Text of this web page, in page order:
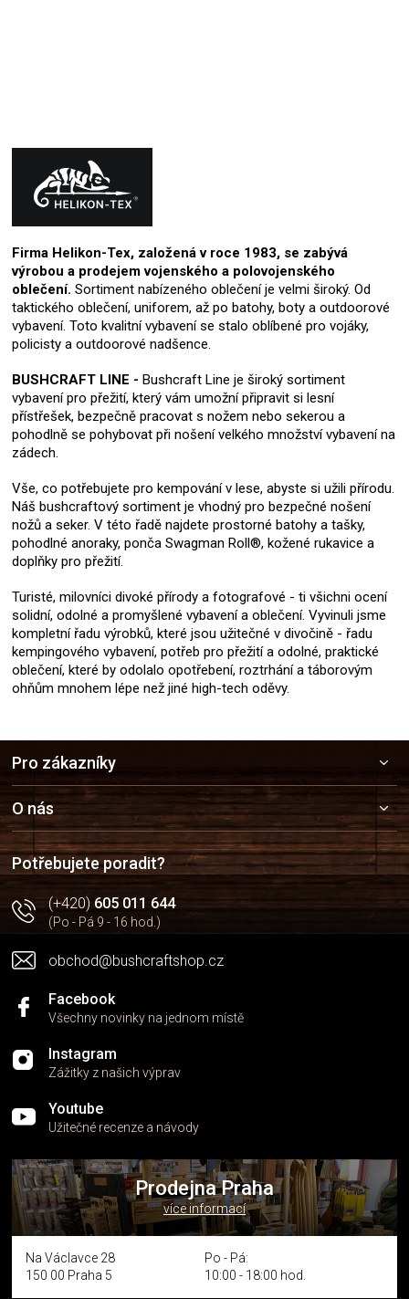
Firma Helikon-Tex, založená v roce 1983, se zabývá
výrobou a prodejem vojenského a polovojenského
oblečení. Sortiment nabízeného oblečení je velmi široký. Od
taktického oblečení, uniforem, až po batohy, boty a outdoorové
vybavení. Toto kvalitní vybavení se stalo oblíbené pro vojáky,
policisty a outdoorové nadšence.
BUSHCRAFT LINE - Bushcraft Line je široký sortiment
vybavení pro přežití, který vám umožní připravit si lesní
přístřešek, bezpečně pracovat s nožem nebo sekerou a
pohodlně se pohybovat při nošení velkého množství vybavení na
zádech.
Vše, co potřebujete pro kempování v lese, abyste si užili přírodu.
Náš bushcraftový sortiment je vhodný pro bezpečné nošení
nožů a seker. V této řadě najdete prostorné batohy a tašky,
pohodlné anoraky, ponča Swagman Roll®, kožené rukavice a
doplňky pro přežití.
Turisté, milovníci divoké přírody a fotografové - ti všichni ocení
solidní, odolné a promyšlené vybavení a oblečení. Vyvinuli jsme
kompletní řadu výrobků, které jsou užitečné v divočině - řadu
kempingového vybavení, potřeb pro přežití a odolné, praktické
oblečení, které by odolalo opotřebení, roztrhání a táborovým
ohňům mnohem lépe než jiné high-tech oděvy.
a
t
í
Pro zákazníky
O nás
Potřebujete poradit?
(+420)605 011 644
(Po - Pá 9 - 16 hod.)
obchod@bushcraftshop.cz
Facebook
Všechny novinky na jednom místě
Instagram
Zážitky z našich výprav
Youtube
Užitečné recenze a návody
Prodejna Praha
více informací
Na Václavce 28
150 00 Praha 5
Po - Pá:
10:00 - 18:00 hod.